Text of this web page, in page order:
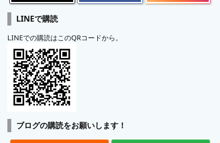
LINEで購読
LINEでの購読はこのQRコードから。
ブログの購読をお願いします！